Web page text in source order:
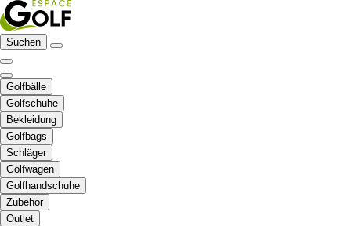
Suchen
Golfbälle
Golfschuhe
Bekleidung
Golfbags
Schläger
Golfwagen
Golfhandschuhe
Zubehör
Outlet